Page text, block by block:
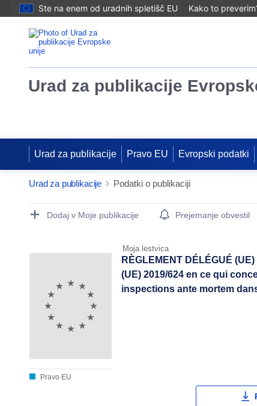
Ste na enem od uradnih spletišč EU Kako to
Urad za publikacije
Urad za publikacije Pravo EU Evropski podatki
Urad za publikacije Podatki o publikaciji
Publication Detail Actions Portlet
Dodaj v Moje publikacije Prejemanje obvestil
Moja lestvica
Pravo EU
RÈGLEMENT DÉLÉGUÉ
(UE) 2019/624 en ce qui
inspections ante mortem